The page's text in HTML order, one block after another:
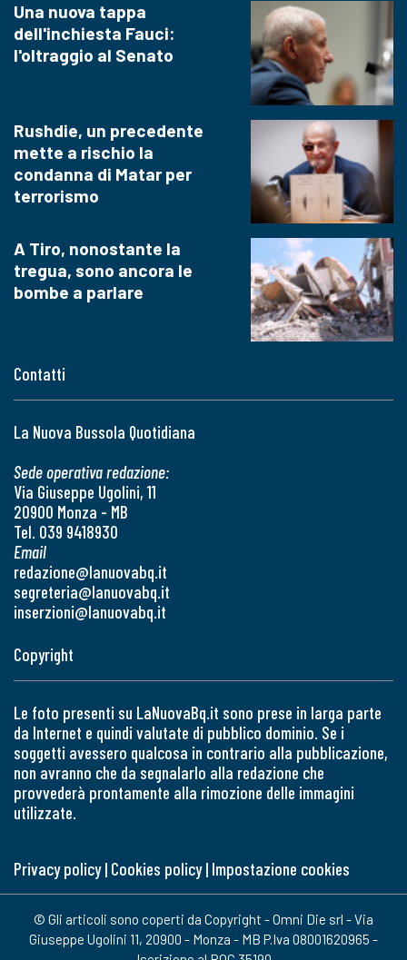
Contatti
La Nuova Bussola Quotidiana
Sede operativa redazione:
Via Giuseppe Ugolini, 11
20900 Monza - MB
Tel. 039 9418930
Email
redazione@lanuovabq.it
segreteria@lanuovabq.it
inserzioni@lanuovabq.it
Una nuova tappa
dell'inchiesta Fauci:
l'oltraggio al Senato
Rushdie, un precedente
mette a rischio la
condanna di Matar per
terrorismo
A Tiro, nonostante la
tregua, sono ancora le
bombe a parlare
Copyright
Le foto presenti su LaNuovaBq.it sono prese in larga parte
da Internet e quindi valutate di pubblico dominio. Se i
soggetti avessero qualcosa in contrario alla pubblicazione,
non avranno che da segnalarlo alla redazione che
provvederà prontamente alla rimozione delle immagini
utilizzate.
Privacy policy| Cookies policy| Impostazione cookies
© Gli articoli sono coperti da Copyright - Omni Die srl - Via
Giuseppe Ugolini 11, 20900 - Monza - MB P.Iva 08001620965 -